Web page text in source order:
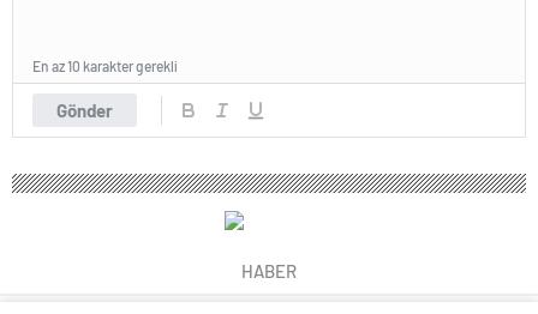
Gönder
En az 10 karakter gerekli
HABER